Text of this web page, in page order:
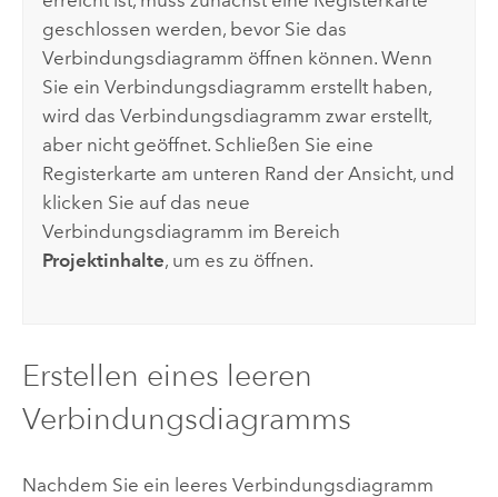
geschlossen werden, bevor Sie das
Verbindungsdiagramm öffnen können. Wenn
Sie ein Verbindungsdiagramm erstellt haben,
wird das Verbindungsdiagramm zwar erstellt,
aber nicht geöffnet. Schließen Sie eine
Registerkarte am unteren Rand der Ansicht, und
klicken Sie auf das neue
Verbindungsdiagramm im Bereich
Projektinhalte, um es zu öffnen.
Erstellen eines leeren
Verbindungsdiagramms
Nachdem Sie ein leeres Verbindungsdiagramm